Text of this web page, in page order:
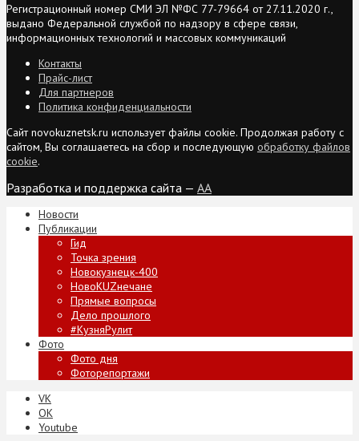
Регистрационный номер СМИ ЭЛ №ФС 77-79664 от 27.11.2020 г.,
выдано Федеральной службой по надзору в сфере связи,
информационных технологий и массовых коммуникаций
Контакты
Прайс-лист
Для партнеров
Политика конфиденциальности
Сайт novokuznetsk.ru использует файлы cookie. Продолжая работу с
сайтом, Вы соглашаетесь на сбор и последующую обработку файлов
cookie.
Разработка и поддержка сайта — AA
Новости
Публикации
Гид
Точка зрения
Новокузнецк-400
НовоKUZнечане
Прямые вопросы
Дело прошлого
#КузняРулит
Фото
Фото дня
Фоторепортажи
VK
ОК
Youtube